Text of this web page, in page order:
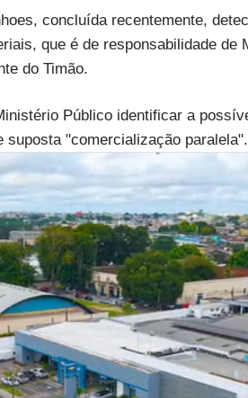
concluída recentemente,
que é de responsabilidade de
do Timão.
Público identificar a
"comercialização paralela".